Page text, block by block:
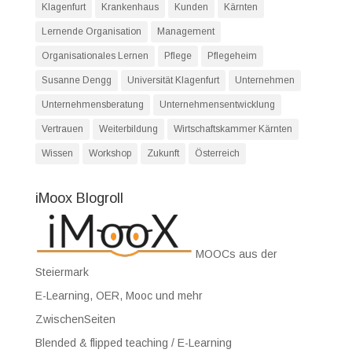
Klagenfurt Krankenhaus Kunden Kärnten
Lernende Organisation Management
Organisationales Lernen Pflege Pflegeheim
Susanne Dengg Universität Klagenfurt Unternehmen
Unternehmensberatung Unternehmensentwicklung
Vertrauen Weiterbildung Wirtschaftskammer Kärnten
Wissen Workshop Zukunft Österreich
iMoox Blogroll
MOOCs aus der
Steiermark
E-Learning, OER, Mooc und mehr
ZwischenSeiten
Blended & flipped teaching / E-Learning